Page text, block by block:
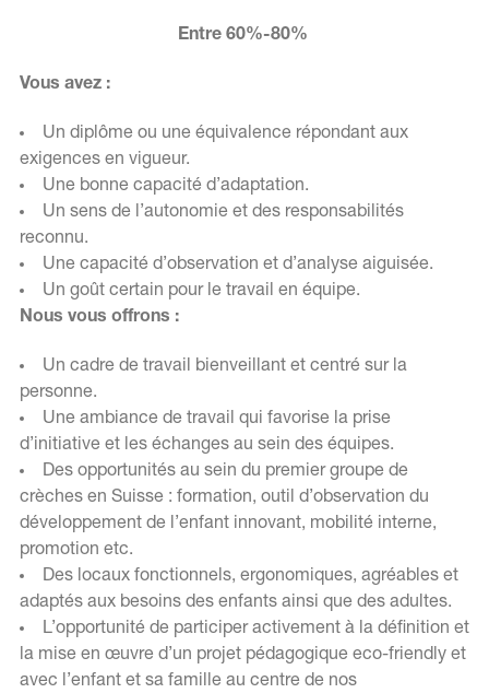
Entre 60%-80%
Vous avez :
Un diplôme ou une équivalence répondant aux
exigences en vigueur.
Une bonne capacité d’adaptation.
Un sens de l’autonomie et des responsabilités
reconnu.
Une capacité d’observation et d’analyse aiguisée.
Un goût certain pour le travail en équipe.
Nous vous offrons :
Un cadre de travail bienveillant et centré sur la
personne.
Une ambiance de travail qui favorise la prise
d’initiative et les échanges au sein des équipes.
Des opportunités au sein du premier groupe de
crèches en Suisse : formation, outil d’observation du
développement de l’enfant innovant, mobilité interne,
promotion etc.
Des locaux fonctionnels, ergonomiques, agréables et
adaptés aux besoins des enfants ainsi que des adultes.
L’opportunité de participer activement à la définition et
la mise en œuvre d’un projet pédagogique eco-friendly et
avec l’enfant et sa famille au centre de nos